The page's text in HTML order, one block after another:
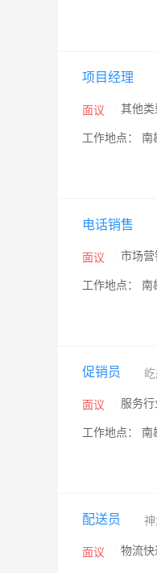
项目经理
面议 其他类
工作地点： 南
电话销售
面议 市场营
工作地点： 南
促销员
面议 服务行
工作地点： 南
配送员 神
面议 物流快